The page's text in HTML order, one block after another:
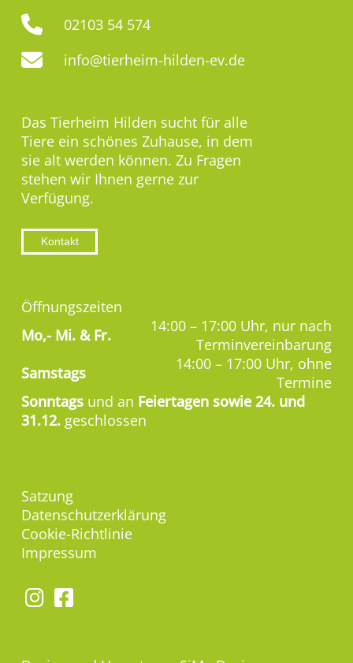
02103 54 574
info@tierheim-hilden-ev.de
Das Tierheim Hilden sucht für alle
Tiere ein schönes Zuhause, in dem
sie alt werden können. Zu Fragen
stehen wir Ihnen gerne zur
Verfügung.
Kontakt
Öffnungszeiten
Mo,- Mi. & Fr.
14:00 – 17:00 Uhr, nur nach
Terminvereinbarung
Samstags
14:00 – 17:00 Uhr, ohne
Termine
Sonntags und an Feiertagen sowie 24. und
31.12. geschlossen
Satzung
Datenschutzerklärung
Cookie-Richtlinie
Impressum